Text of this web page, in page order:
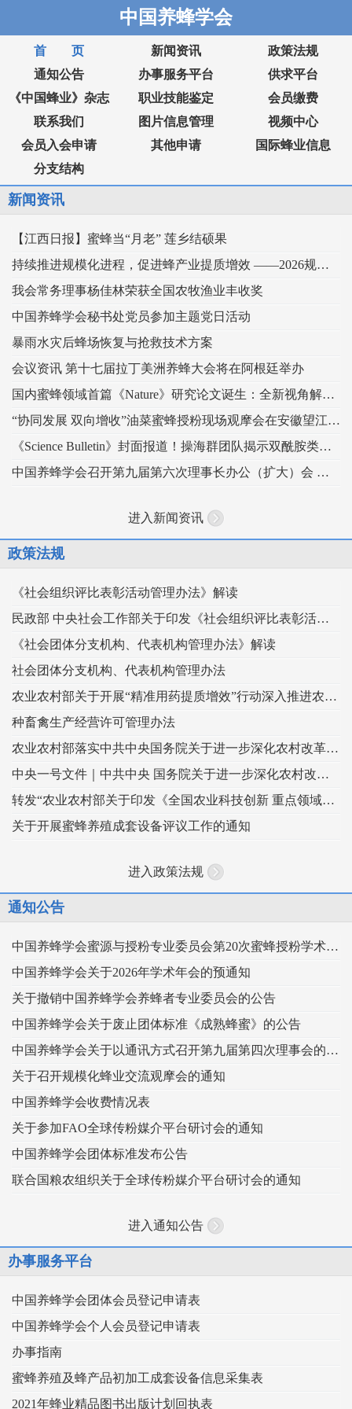
中国养蜂学会
首 页 新闻资讯
政策法规
通知公告
办事服务平台
供求平台
《中国蜂业》杂志
职业技能鉴定
会员缴费
联系我们
图片信息管理
视频中心
会员入会申请
其他申请
国际蜂业信息
分支结构
新闻资讯
【江西日报】蜜蜂当“月老” 莲乡结硕果
持续推进规模化进程，促进蜂产业提质增效 ——2026规模化蜂业交流观摩会在新疆举行
我会常务理事杨佳林荣获全国农牧渔业丰收奖
中国养蜂学会秘书处党员参加主题党日活动
暴雨水灾后蜂场恢复与抢救技术方案
会议资讯 第十七届拉丁美洲养蜂大会将在阿根廷举办
国内蜜蜂领域首篇《Nature》研究论文诞生：全新视角解读蜂王发育的“建筑密码”
“协同发展 双向增收”油菜蜜蜂授粉现场观摩会在安徽望江举办
《Science Bulletin》封面报道！操海群团队揭示双酰胺类杀虫剂影响蜜蜂蜂王生殖
中国养蜂学会召开第九届第六次理事长办公（扩大）会 锚定“十五五” 谋划蜂业高质量发展
进入新闻资讯
政策法规
《社会组织评比表彰活动管理办法》解读
民政部 中央社会工作部关于印发《社会组织评比表彰活动管理办法》的通知
《社会团体分支机构、代表机构管理办法》解读
社会团体分支机构、代表机构管理办法
农业农村部关于开展“精准用药提质增效”行动深入推进农药科学安全使用工作的指导意见
种畜禽生产经营许可管理办法
农业农村部落实中共中央国务院关于进一步深化农村改革扎实推进乡村全面振兴 工作部署的实施意见
中央一号文件｜中共中央 国务院关于进一步深化农村改革 扎实推进乡村全面振兴的意见
转发“农业农村部关于印发《全国农业科技创新 重点领域（2024–2028年）》的通知”
关于开展蜜蜂养殖成套设备评议工作的通知
进入政策法规
通知公告
中国养蜂学会蜜源与授粉专业委员会第20次蜜蜂授粉学术交流会暨向日葵授粉现场观摩会通知 （第二轮）
中国养蜂学会关于2026年学术年会的预通知
关于撤销中国养蜂学会养蜂者专业委员会的公告
中国养蜂学会关于废止团体标准《成熟蜂蜜》的公告
中国养蜂学会关于以通讯方式召开第九届第四次理事会的通知
关于召开规模化蜂业交流观摩会的通知
中国养蜂学会收费情况表
关于参加FAO全球传粉媒介平台研讨会的通知
中国养蜂学会团体标准发布公告
联合国粮农组织关于全球传粉媒介平台研讨会的通知
进入通知公告
办事服务平台
中国养蜂学会团体会员登记申请表
中国养蜂学会个人会员登记申请表
办事指南
蜜蜂养殖及蜂产品初加工成套设备信息采集表
2021年蜂业精品图书出版计划回执表